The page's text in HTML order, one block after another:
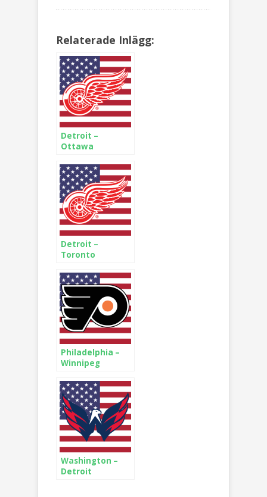
Relaterade Inlägg:
Detroit –
Ottawa
Detroit –
Toronto
Philadelphia –
Winnipeg
Washington –
Detroit